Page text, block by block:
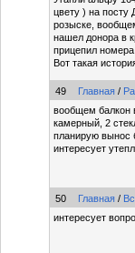
цвету ) на посту
розыске,
нашел донора в
прицепил
Вот такая
49 Главная /
вообщем балкон
камерный, 2
планирую вынос
интересует
50 Главная /
интересует